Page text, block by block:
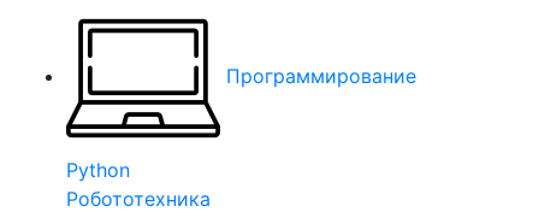
Программирование
Python
Робототехника